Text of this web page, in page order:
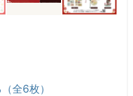
全6枚）